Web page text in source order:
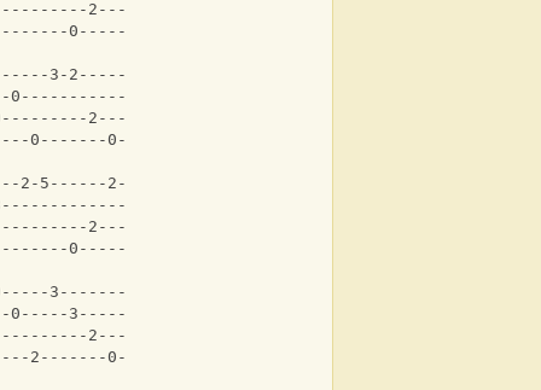
2---*||
0-----*||
3-2-----3-|
0-------------|
2-----|
0-------0---|
2-5------2-|
|
2---|
0-----|
3-------3-|
3-------|
2-----|
2-------0---|